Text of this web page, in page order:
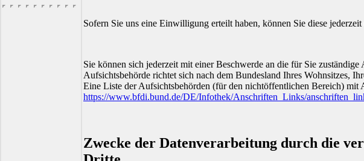
Sofern Sie uns eine Einwilligung erteilt haben, können Sie diese
Sie können sich jederzeit mit einer Beschwerde an die für Sie
Aufsichtsbehörde richtet sich nach dem Bundesland Ihres Wohnsitzes,
Eine Liste der Aufsichtsbehörden (für den nichtöffentlichen Bereich) mit
https://www.bfdi.bund.de/DE/Infothek/Anschriften_Links/
Zwecke der Datenverarbeitung durch die